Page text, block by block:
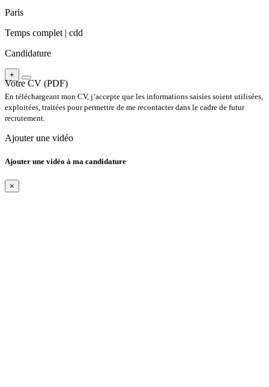
Paris
Temps complet | cdd
Candidature
Votre CV (PDF)
+
En téléchargeant mon CV, j’accepte que les informations saisies soient utilisées,
exploitées, traitées pour permettre de me recontacter dans le cadre de futur
recrutement.
Ajouter une vidéo
Ajouter une vidéo à ma candidature
×